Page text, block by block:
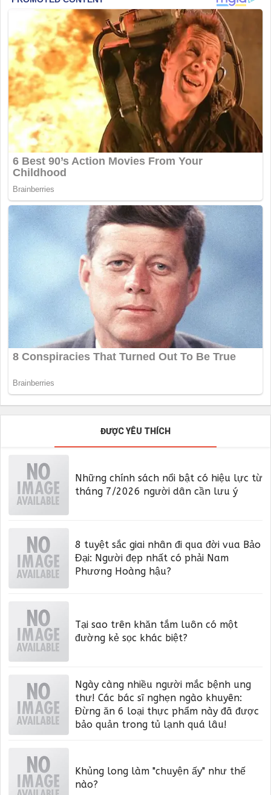
ĐƯỢC YÊU THÍCH
Những chính sách nổi bật có hiệu lực từ
tháng 7/2026 người dân cần lưu ý
8 tuyệt sắc giai nhân đi qua đời vua Bảo
Đại: Người đẹp nhất có phải Nam
Phương Hoàng hậu?
Tại sao trên khăn tắm luôn có một
đường kẻ sọc khác biệt?
Ngày càng nhiều người mắc bệnh ung
thư! Các bác sĩ nghẹn ngào khuyên:
Đừng ăn 6 loại thực phẩm này đã được
bảo quản trong tủ lạnh quá lâu!
Khủng long làm "chuyện ấy" như thế
nào?